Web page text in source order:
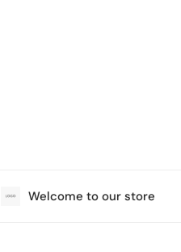
Welcome to our store